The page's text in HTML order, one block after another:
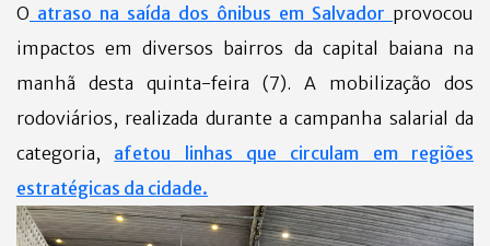
O atraso na saída dos ônibus em Salvador provocou
impactos em diversos bairros da capital baiana na
manhã desta quinta-feira (7). A mobilização dos
rodoviários, realizada durante a campanha salarial da
categoria, afetou linhas que circulam em regiões
estratégicas da cidade.